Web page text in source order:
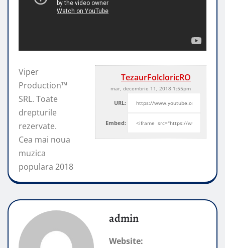
TezaurFolcloricRO
mar, decembrie 11, 2018 1:55pm
URL:
Embed:
Viper
Production™
SRL. Toate
drepturile
rezervate.
Cea mai noua
muzica
populara 2018
admin
Website: